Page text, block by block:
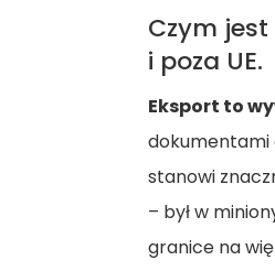
Czym
i poza UE.
Eksport to
dokumentami
stanowi
– był w
granice na